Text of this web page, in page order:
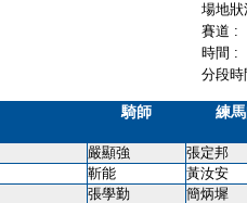
場地
賽道 :
時間 :
分段
騎師 練
嚴顯強 張定邦
靳能 黃汝安
張學勤 簡炳墀